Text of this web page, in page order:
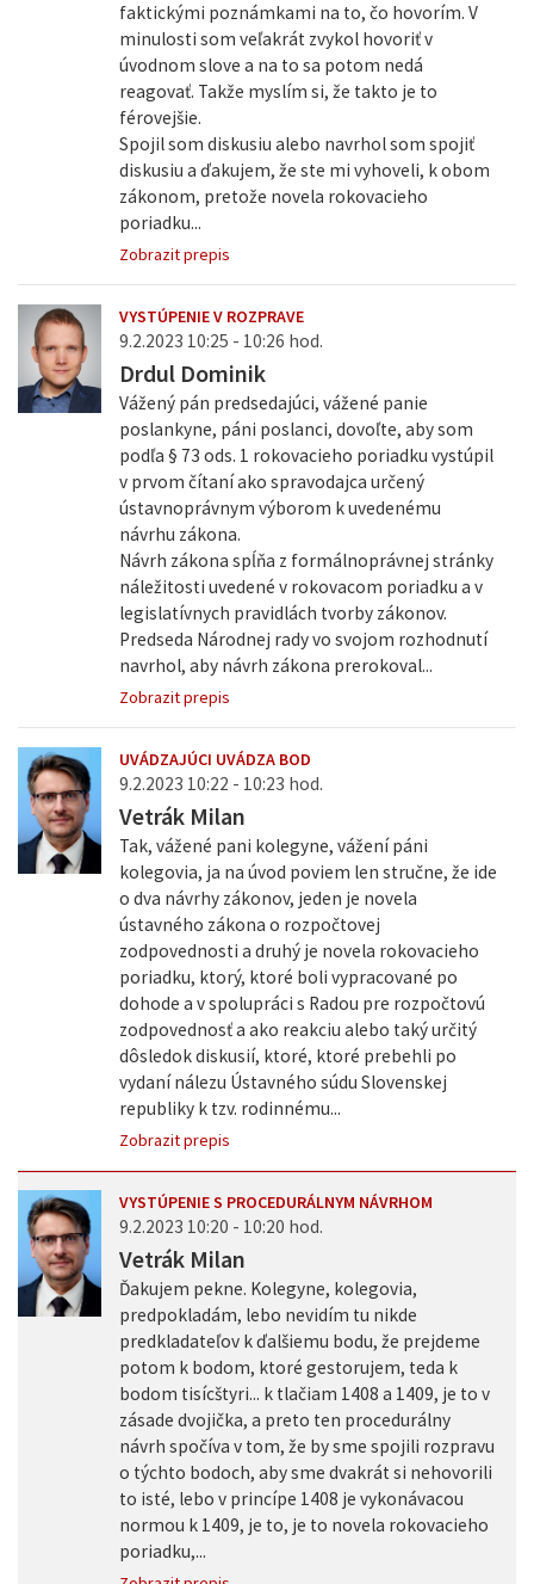
faktickými poznámkami na to, čo hovorím. V
minulosti som veľakrát zvykol hovoriť v
úvodnom slove a na to sa potom nedá
reagovať. Takže myslím si, že takto je to
férovejšie.
Spojil som diskusiu alebo navrhol som spojiť
diskusiu a ďakujem, že ste mi vyhoveli, k obom
zákonom, pretože novela rokovacieho
poriadku...
Zobrazit prepis
VYSTÚPENIE V ROZPRAVE
9.2.2023 10:25 - 10:26 hod.
Drdul Dominik
Vážený pán predsedajúci, vážené panie
poslankyne, páni poslanci, dovoľte, aby som
podľa § 73 ods. 1 rokovacieho poriadku vystúpil
v prvom čítaní ako spravodajca určený
ústavnoprávnym výborom k uvedenému
návrhu zákona.
Návrh zákona spĺňa z formálnoprávnej stránky
náležitosti uvedené v rokovacom poriadku a v
legislatívnych pravidlách tvorby zákonov.
Predseda Národnej rady vo svojom rozhodnutí
navrhol, aby návrh zákona prerokoval...
Zobrazit prepis
UVÁDZAJÚCI UVÁDZA BOD
9.2.2023 10:22 - 10:23 hod.
Vetrák Milan
Tak, vážené pani kolegyne, vážení páni
kolegovia, ja na úvod poviem len stručne, že ide
o dva návrhy zákonov, jeden je novela
ústavného zákona o rozpočtovej
zodpovednosti a druhý je novela rokovacieho
poriadku, ktorý, ktoré boli vypracované po
dohode a v spolupráci s Radou pre rozpočtovú
zodpovednosť a ako reakciu alebo taký určitý
dôsledok diskusií, ktoré, ktoré prebehli po
vydaní nálezu Ústavného súdu Slovenskej
republiky k tzv. rodinnému...
Zobrazit prepis
VYSTÚPENIE S PROCEDURÁLNYM NÁVRHOM
9.2.2023 10:20 - 10:20 hod.
Vetrák Milan
Ďakujem pekne. Kolegyne, kolegovia,
predpokladám, lebo nevidím tu nikde
predkladateľov k ďalšiemu bodu, že prejdeme
potom k bodom, ktoré gestorujem, teda k
bodom tisícštyri... k tlačiam 1408 a 1409, je to v
zásade dvojička, a preto ten procedurálny
návrh spočíva v tom, že by sme spojili rozpravu
o týchto bodoch, aby sme dvakrát si nehovorili
to isté, lebo v princípe 1408 je vykonávacou
normou k 1409, je to, je to novela rokovacieho
poriadku,...